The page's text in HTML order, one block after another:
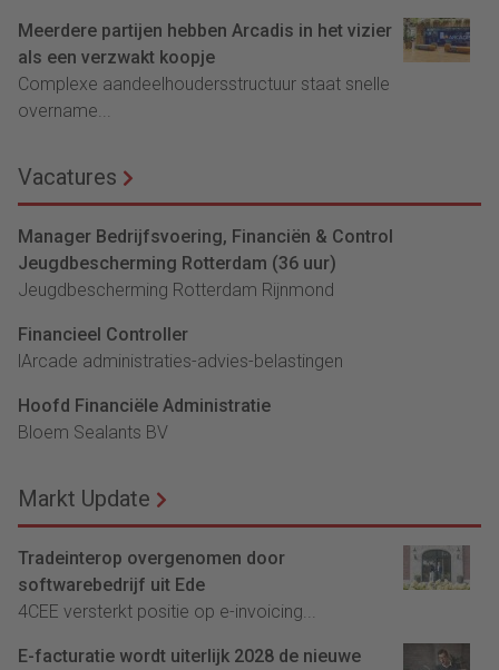
Meerdere partijen hebben Arcadis in het vizier
als een verzwakt koopje
Complexe aandeelhoudersstructuur staat snelle
overname...
Vacatures
Manager Bedrijfsvoering, Financiën & Control
Jeugdbescherming Rotterdam (36 uur)
Jeugdbescherming Rotterdam Rijnmond
Financieel Controller
lArcade administraties-advies-belastingen
Hoofd Financiële Administratie
Bloem Sealants BV
Markt Update
Tradeinterop overgenomen door
softwarebedrijf uit Ede
4CEE versterkt positie op e-invoicing...
E-facturatie wordt uiterlijk 2028 de nieuwe